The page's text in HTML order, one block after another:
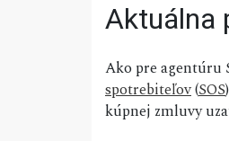
Aktuálna
Ako pre agentúru
spotrebiteľov(SOS
kúpnej zmluvy